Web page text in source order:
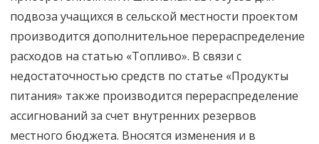
подвоза учащихся в сельской местности проектом
производится дополнительное перераспределение
расходов на статью «Топливо». В связи с
недостаточностью средств по статье «Продукты
питания» также производится перераспределение
ассигнований за счет внутренних резервов
местного бюджета. Вносятся изменения и в